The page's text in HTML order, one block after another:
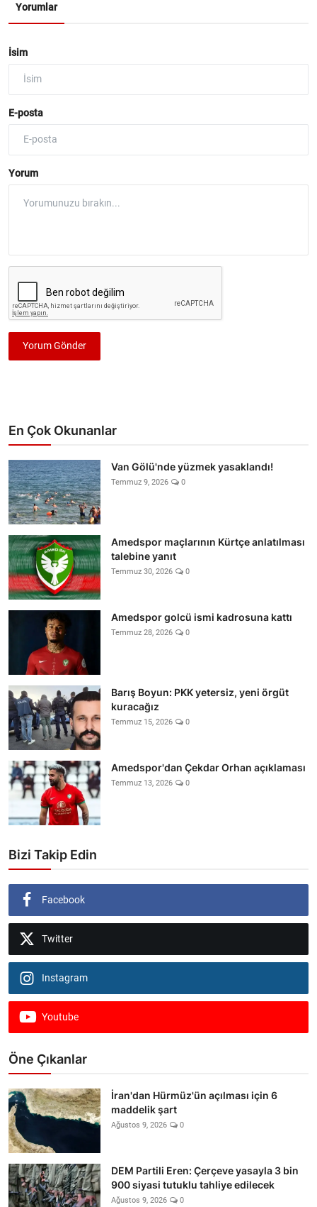
Yorumlar
İsim
E-posta
Yorum
Yorum Gönder
En Çok Okunanlar
Van Gölü'nde yüzmek yasaklandı!
Temmuz 9, 2026 0
Amedspor maçlarının Kürtçe anlatılması
talebine yanıt
Temmuz 30, 2026 0
Amedspor golcü ismi kadrosuna kattı
Temmuz 28, 2026 0
Barış Boyun: PKK yetersiz, yeni örgüt
kuracağız
Temmuz 15, 2026 0
Amedspor'dan Çekdar Orhan açıklaması
Temmuz 13, 2026 0
Bizi Takip Edin
Facebook
Twitter
Instagram
Youtube
Öne Çıkanlar
İran'dan Hürmüz'ün açılması için 6
maddelik şart
Ağustos 9, 2026 0
DEM Partili Eren: Çerçeve yasayla 3 bin
900 siyasi tutuklu tahliye edilecek
Ağustos 9, 2026 0